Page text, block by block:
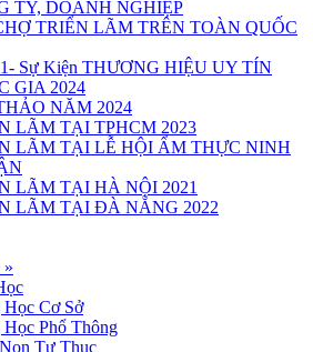
TY, DOANH NGHIỆP
TRIỂN LÃM TRÊN TOÀN QUỐC
Sự Kiện THƯƠNG HIỆU UY TÍN
GIA 2024
NĂM 2024
LÃM TẠI TPHCM 2023
LÃM TẠI LỄ HỘI ẨM THỰC NINH
LÃM TẠI HÀ NỘI 2021
LÃM TẠI ĐÀ NẴNG 2022
»
Học Cơ Sở
Học Phổ Thông
Tư Thục